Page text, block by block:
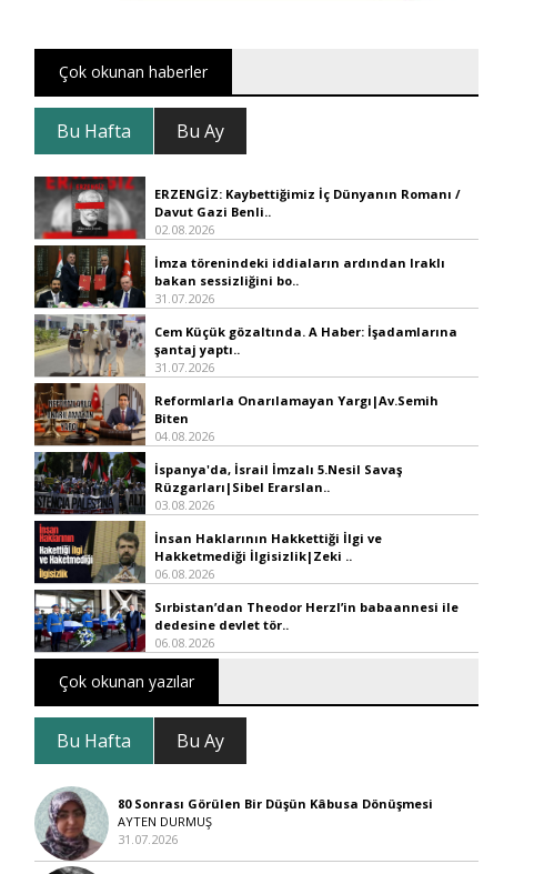
Çok okunan haberler
Bu Hafta Bu Ay
ERZENGİZ: Kaybettiğimiz İç Dünyanın Romanı /
Davut Gazi Benli..
02.08.2026
İmza törenindeki iddiaların ardından Iraklı
bakan sessizliğini bo..
31.07.2026
Cem Küçük gözaltında. A Haber: İşadamlarına
şantaj yaptı..
31.07.2026
Reformlarla Onarılamayan Yargı|Av.Semih
Biten
04.08.2026
İspanya'da, İsrail İmzalı 5.Nesil Savaş
Rüzgarları|Sibel Erarslan..
03.08.2026
İnsan Haklarının Hakkettiği İlgi ve
Hakketmediği İlgisizlik|Zeki ..
06.08.2026
Sırbistan’dan Theodor Herzl’in babaannesi ile
dedesine devlet tör..
06.08.2026
Çok okunan yazılar
Bu Hafta Bu Ay
80 Sonrası Görülen Bir Düşün Kâbusa Dönüşmesi
AYTEN DURMUŞ
31.07.2026